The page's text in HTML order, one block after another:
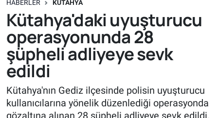
HABERLER KÜTAHYA
Kütahya'daki uyuşturucu
operasyonunda 28
şüpheli adliyeye sevk
edildi
Kütahya'nın Gediz ilçesinde polisin uyuşturucu
kullanıcılarına yönelik düzenlediği operasyonda
gözaltına alınan 28 şüpheli adliyeye sevk edildi.
Süper Lig Puan Durumu ve Fikstür
Tüm Manşetler
Son Dakika Haberleri
Haber Arşivi